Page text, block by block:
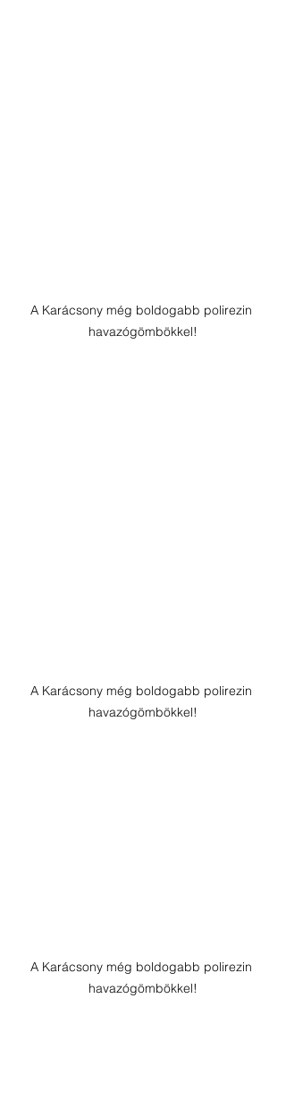
A Karácsony még boldogabb polirezin
havazógömbökkel!
A Karácsony még boldogabb polirezin
havazógömbökkel!
A Karácsony még boldogabb polirezin
havazógömbökkel!